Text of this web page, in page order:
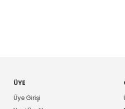
ÜYE
Üye Girişi